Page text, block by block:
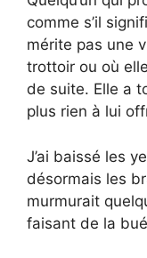
comme s’il
mérite pas une
trottoir ou où
de suite. Elle a
plus rien à lui
J’ai baissé les
désormais les
murmurait
faisant de la